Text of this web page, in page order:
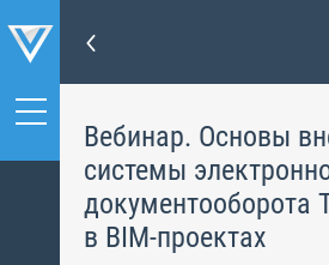
Вебинар. Основы
системы
документооборота
в BIM-проектах